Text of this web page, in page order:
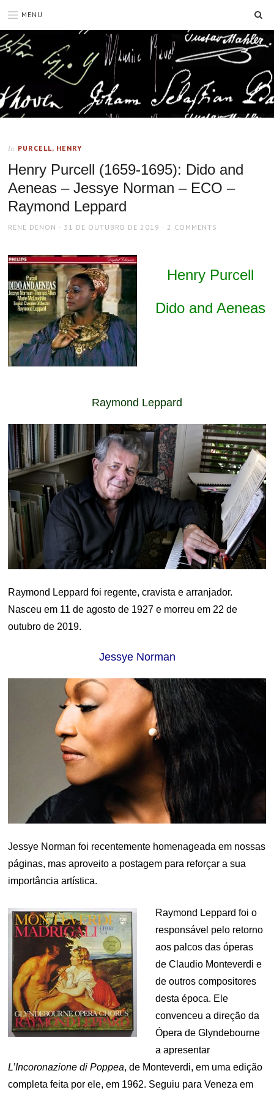
MENU
In PURCELL, HENRY
Henry Purcell (1659-1695): Dido and
Aeneas – Jessye Norman – ECO –
Raymond Leppard
AUTHOR
RENÉ DENON
POSTED
31 DE OUTUBRO DE 2019 2 COMMENTS
Henry Purcell
Dido and Aeneas
Raymond Leppard
Raymond Leppard foi regente, cravista e arranjador.
Nasceu em 11 de agosto de 1927 e morreu em 22 de
outubro de 2019.
Jessye Norman
Jessye Norman foi recentemente homenageada em nossas
páginas, mas aproveito a postagem para reforçar a sua
importância artística.
Raymond Leppard foi o
responsável pelo retorno
aos palcos das óperas
de Claudio Monteverdi e
de outros compositores
desta época. Ele
convenceu a direção da
Ópera de Glyndebourne
a apresentar
L’Incoronazione di Poppea, de Monteverdi, em uma edição
completa feita por ele, em 1962. Seguiu para Veneza em